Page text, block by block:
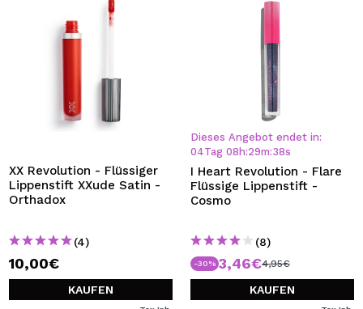
XX Revolution - Flüssiger
Lippenstift XXude Satin -
Orthadox
(4)
10,00€
KAUFEN
Dieses Angebot endet in:
04Tag 08 h:29m:38s
I Heart Revolution - Flare
Flüssige Lippenstift -
Cosmo
(8)
-30% 3,46€4,95€
KAUFEN